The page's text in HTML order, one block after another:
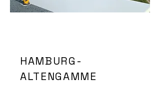
HAMBURG-
ALTENGAMME